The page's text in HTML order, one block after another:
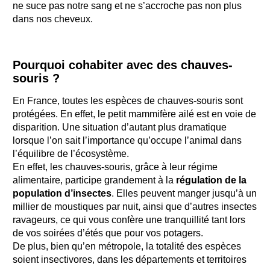
ne suce pas notre sang et ne s’accroche pas non plus
dans nos cheveux.
Pourquoi cohabiter avec des chauves-
souris ?
En France, toutes les espèces de chauves-souris sont
protégées. En effet, le petit mammifère ailé est en voie de
disparition. Une situation d’autant plus dramatique
lorsque l’on sait l’importance qu’occupe l’animal dans
l’équilibre de l’écosystème.
En effet, les chauves-souris, grâce à leur régime
alimentaire, participe grandement à la régulation de la
population d’insectes. Elles peuvent manger jusqu’à un
millier de moustiques par nuit, ainsi que d’autres insectes
ravageurs, ce qui vous confère une tranquillité tant lors
de vos soirées d’étés que pour vos potagers.
De plus, bien qu’en métropole, la totalité des espèces
soient insectivores, dans les départements et territoires